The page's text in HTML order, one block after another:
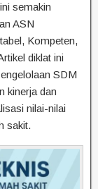
semakin
ASN
Kompeten,
diklat ini
SDM
kinerja dan
nilai-nilai
sakit.